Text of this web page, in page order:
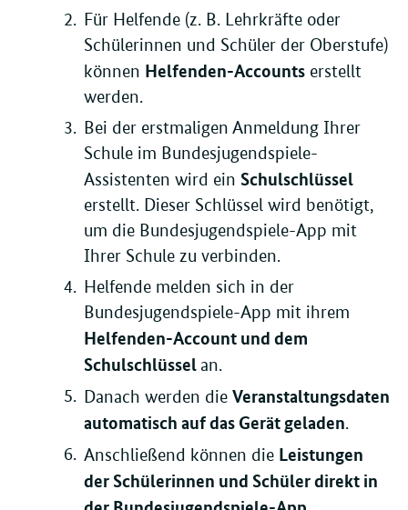
Für Helfende (z. B. Lehrkräfte oder
Schülerinnen und Schüler der Oberstufe)
können Helfenden-Accounts erstellt
werden.
Bei der erstmaligen Anmeldung Ihrer
Schule im Bundesjugendspiele-
Assistenten wird ein Schulschlüssel
erstellt. Dieser Schlüssel wird benötigt,
um die Bundesjugendspiele-App mit
Ihrer Schule zu verbinden.
Helfende melden sich in der
Bundesjugendspiele-App mit ihrem
Helfenden-Account und dem
Schulschlüsselan.
Danach werden die Veranstaltungsdaten
automatisch auf das Gerät geladen.
Anschließend können die Leistungen
der Schülerinnen und Schüler direkt in